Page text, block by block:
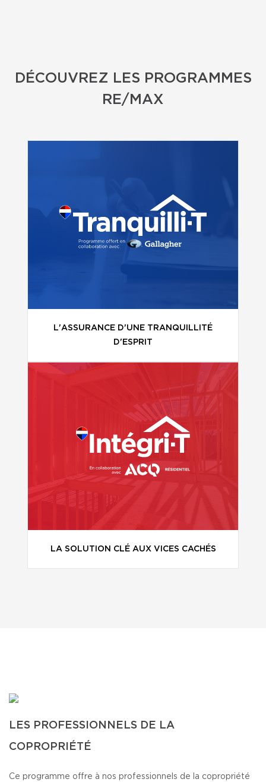
DÉCOUVREZ LES PROGRAMMES
RE/MAX
L'ASSURANCE D'UNE TRANQUILLITÉ
D'ESPRIT
LA SOLUTION CLÉ AUX VICES CACHÉS
LES PROFESSIONNELS DE LA
COPROPRIÉTÉ
Ce programme offre à nos professionnels de la copropriété